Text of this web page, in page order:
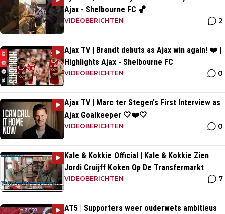
Ajax - Shelbourne FC 🏀
VIDEOBERICHTEN 2
Ajax TV | Brandt debuts as Ajax win again! ❤️ |
Highlights Ajax - Shelbourne FC
VIDEOBERICHTEN 0
Ajax TV | Marc ter Stegen's First Interview as
Ajax Goalkeeper 🤍❤️🤍
VIDEOBERICHTEN 0
Kale & Kokkie Official | Kale & Kokkie Zien
Jordi Cruijff Koken Op De Transfermarkt
VIDEOBERICHTEN 7
AT5 | Supporters weer ouderwets ambitieus